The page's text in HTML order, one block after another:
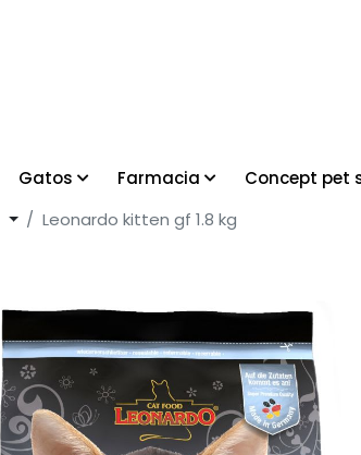
Gatos Farmacia Concept pet
Leonardo kitten gf 1.8 kg